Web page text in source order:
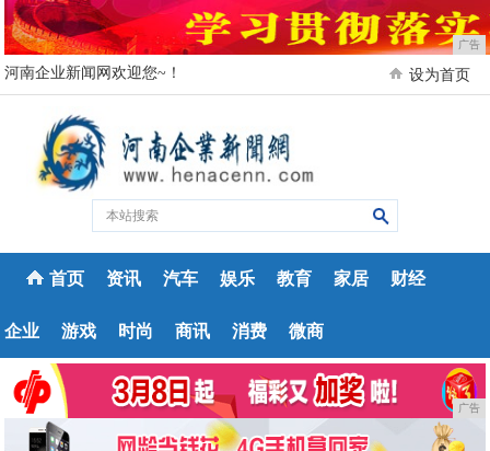
广告
河南企业新闻网欢迎您~！ 设为首页
首页 资讯 汽车 娱乐 教育 家居 财经
企业 游戏 时尚 商讯 消费 微商
广告